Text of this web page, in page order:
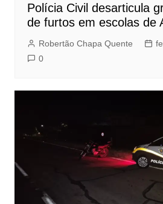
Polícia Civil desarticula
de furtos em escolas de
Robertão Chapa Quente
0